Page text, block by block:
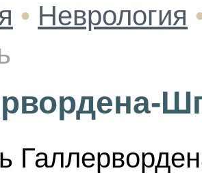
• Неврология